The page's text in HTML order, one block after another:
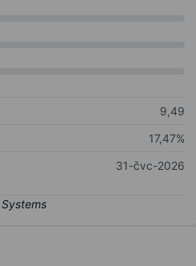
9,49
17,47%
31-čvc-2026